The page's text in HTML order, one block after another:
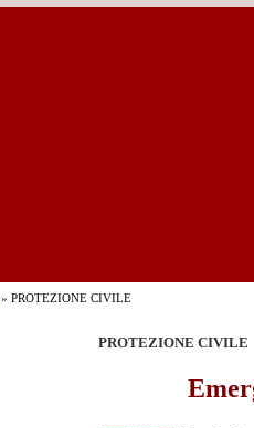
» PROTEZIONE CIVILE
PROTEZIONE CIVILE